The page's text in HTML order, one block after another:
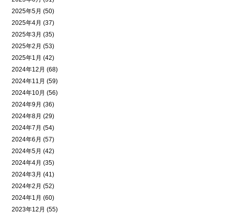
2025年5月 (50)
2025年4月 (37)
2025年3月 (35)
2025年2月 (53)
2025年1月 (42)
2024年12月 (68)
2024年11月 (59)
2024年10月 (56)
2024年9月 (36)
2024年8月 (29)
2024年7月 (54)
2024年6月 (57)
2024年5月 (42)
2024年4月 (35)
2024年3月 (41)
2024年2月 (52)
2024年1月 (60)
2023年12月 (55)